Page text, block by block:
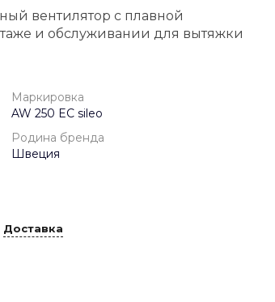
вентилятор с плавной
и обслуживании для вытяжки
Маркировка
AW 250 EC sileo
Родина бренда
Швеция
Доставка